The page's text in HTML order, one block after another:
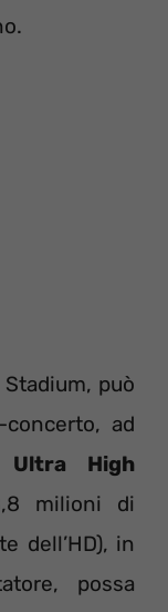
può
ad
Ultra High
milioni di
dell’HD), in
possa